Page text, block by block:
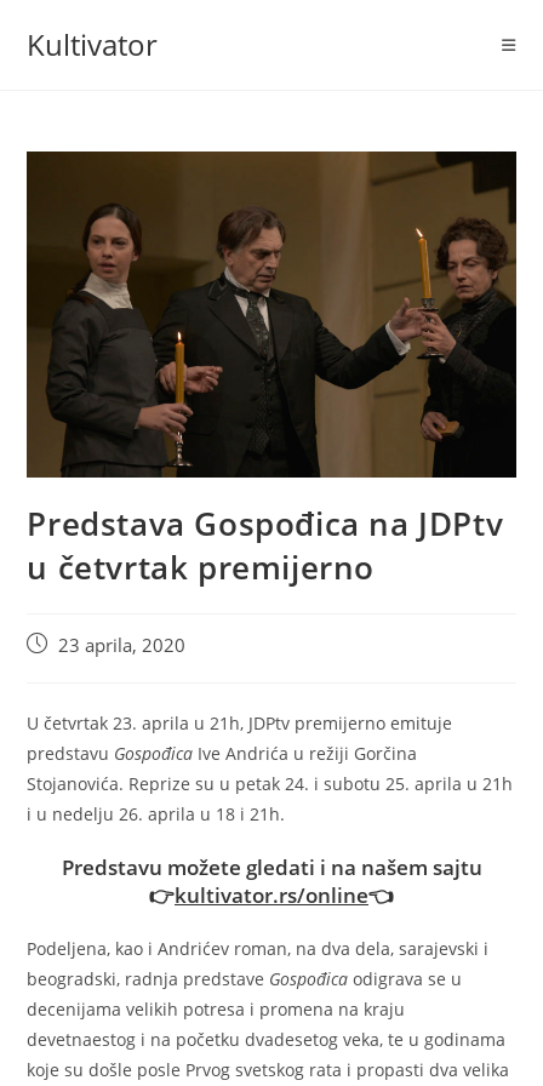
Kultivator
Predstava Gospođica na JDPtv
u četvrtak premijerno
Post23 aprila, 2020
U četvrtak 23. aprila u 21h, JDPtv premijerno emituje
predstavu Gospođica Ive Andrića u režiji Gorčina
Stojanovića. Reprize su u petak 24. i subotu 25. aprila u 21h
i u nedelju 26. aprila u 18 i 21h.
Predstavu možete gledati i na našem sajtu
👉kultivator.rs/online👈
Podeljena, kao i Andrićev roman, na dva dela, sarajevski i
beogradski, radnja predstave Gospođica odigrava se u
decenijama velikih potresa i promena na kraju
devetnaestog i na početku dvadesetog veka, te u godinama
koje su došle posle Prvog svetskog rata i propasti dva velika